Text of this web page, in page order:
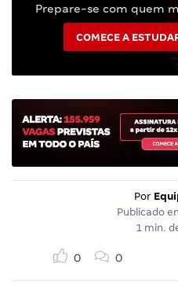
Prepare-se com quem
COMECE A
Por
Publicado
1 min.
0 0